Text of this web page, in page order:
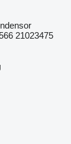
21023475